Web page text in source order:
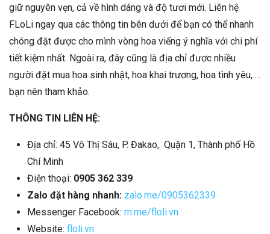
giữ nguyên vẹn, cả về hình dáng và độ tươi mới. Liên hệ
FLoLi ngay qua các thông tin bên dưới để bạn có thể nhanh
chóng đặt được cho mình vòng hoa viếng ý nghĩa với chi phí
tiết kiệm nhất. Ngoài ra, đây cũng là địa chỉ được nhiều
người đặt mua hoa sinh nhật, hoa khai trương, hoa tình yêu, …
bạn nên tham khảo.
THÔNG TIN LIÊN HỆ:
Địa chỉ: 45 Võ Thị Sáu, P. Đakao, Quận 1, Thành phố Hồ
Chí Minh
Điện thoại: 0905 362 339
Zalo đặt hàng nhanh: zalo.me/0905362339
Messenger Facebook: m.me/floli.vn
Website: floli.vn